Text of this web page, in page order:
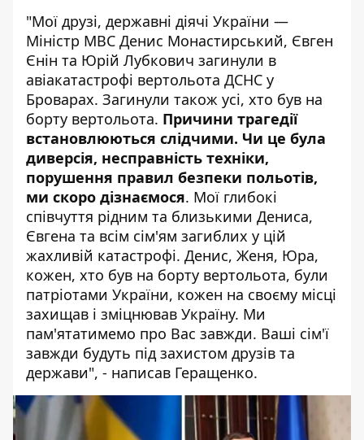
"Мої друзі, державні діячі України —
Міністр МВС Денис Монастирський, Євген
Єнін та Юрій Лубкович загинули в
авіакатастрофі вертольота ДСНС у
Броварах. Загинули також усі, хто був на
борту вертольота. Причини трагедії
встановлюються слідчими. Чи це була
диверсія, несправність техніки,
порушення правил безпеки польотів,
ми скоро дізнаємося. Мої глибокі
співчуття рідним та близькими Дениса,
Євгена та всім сім'ям загиблих у цій
жахливій катастрофі. Денис, Женя, Юра,
кожен, хто був на борту вертольота, були
патріотами України, кожен на своєму місці
захищав і зміцнював Україну. Ми
пам'ятатимемо про Вас завжди. Ваші сім'ї
завжди будуть під захистом друзів та
держави", - написав Геращенко.